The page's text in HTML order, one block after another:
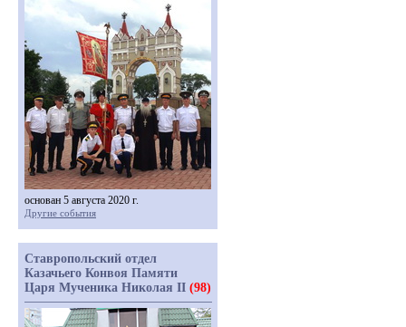
основан 5 августа 2020 г.
Другие события
Ставропольский отдел
Казачьего Конвоя Памяти
Царя Мученика Николая II (98)